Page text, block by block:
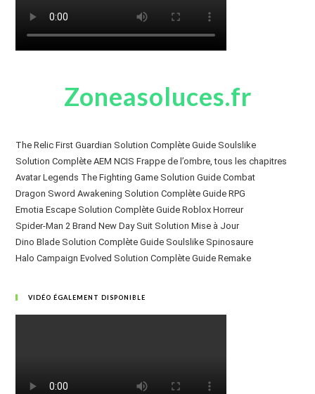
Zoneasoluces.fr
The Relic First Guardian Solution Complète Guide Soulslike
Solution Complète AEM NCIS Frappe de l’ombre, tous les chapitres
Avatar Legends The Fighting Game Solution Guide Combat
Dragon Sword Awakening Solution Complète Guide RPG
Emotia Escape Solution Complète Guide Roblox Horreur
Spider-Man 2 Brand New Day Suit Solution Mise à Jour
Dino Blade Solution Complète Guide Soulslike Spinosaure
Halo Campaign Evolved Solution Complète Guide Remake
VIDÉO ÉGALEMENT DISPONIBLE